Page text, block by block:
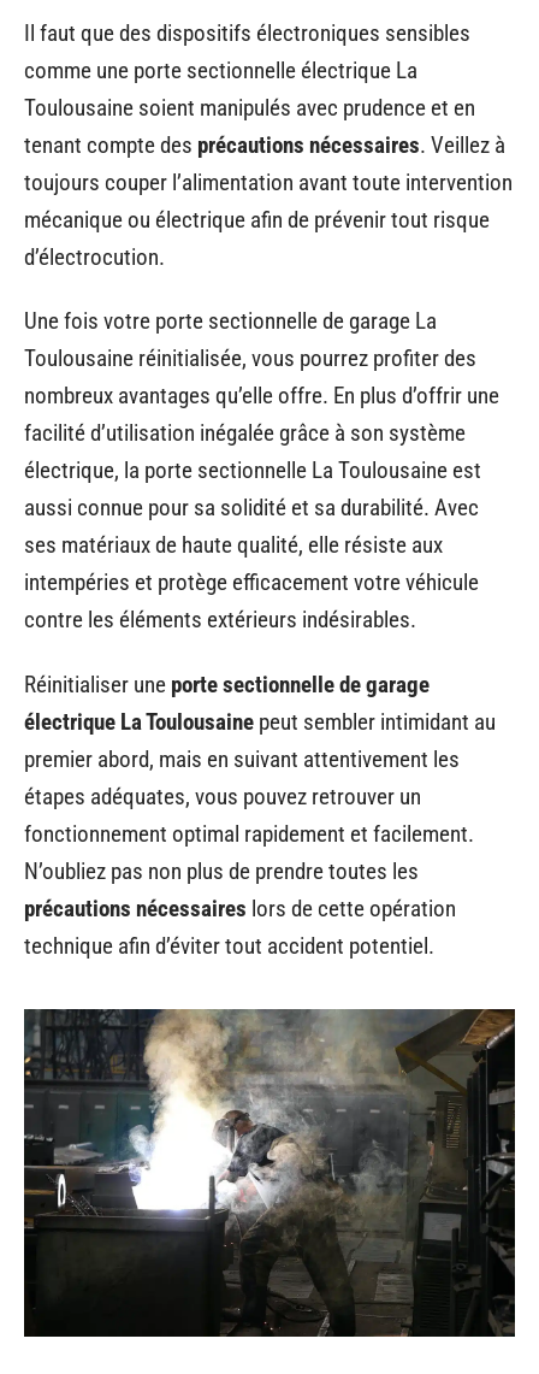
Il faut que des dispositifs électroniques sensibles
comme une porte sectionnelle électrique La
Toulousaine soient manipulés avec prudence et en
tenant compte des précautions nécessaires. Veillez à
toujours couper l’alimentation avant toute intervention
mécanique ou électrique afin de prévenir tout risque
d’électrocution.
Une fois votre porte sectionnelle de garage La
Toulousaine réinitialisée, vous pourrez profiter des
nombreux avantages qu’elle offre. En plus d’offrir une
facilité d’utilisation inégalée grâce à son système
électrique, la porte sectionnelle La Toulousaine est
aussi connue pour sa solidité et sa durabilité. Avec
ses matériaux de haute qualité, elle résiste aux
intempéries et protège efficacement votre véhicule
contre les éléments extérieurs indésirables.
Réinitialiser une porte sectionnelle de garage
électrique La Toulousaine peut sembler intimidant au
premier abord, mais en suivant attentivement les
étapes adéquates, vous pouvez retrouver un
fonctionnement optimal rapidement et facilement.
N’oubliez pas non plus de prendre toutes les
précautions nécessaires lors de cette opération
technique afin d’éviter tout accident potentiel.